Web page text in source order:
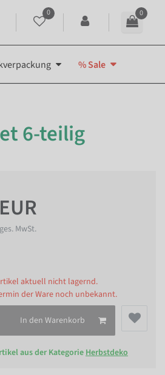
0 0
% Sale
6-teilig
MwSt.
aktuell nicht lagernd.
der Ware noch unbekannt.
In den Warenkorb
aus der KategorieHerbstdeko